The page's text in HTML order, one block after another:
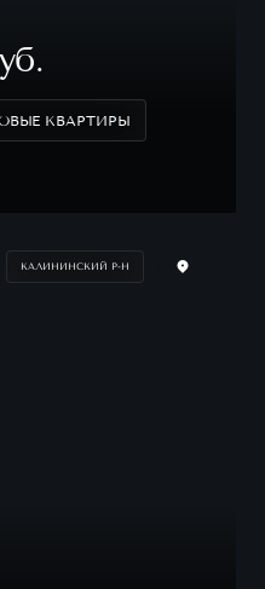
КВАРТИРЫ
КАЛИНИНСКИЙ Р-Н